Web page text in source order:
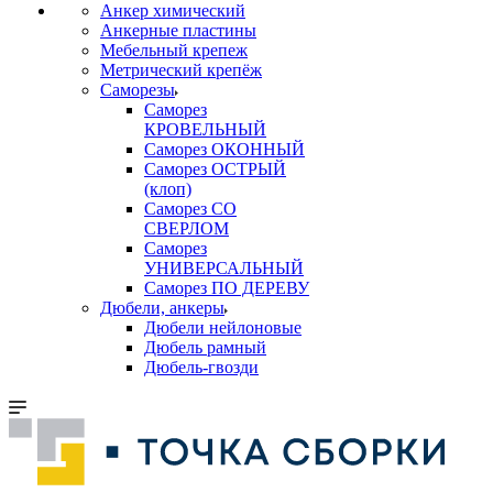
Анкер химический
Анкерные пластины
Мебельный крепеж
Метрический крепёж
Саморезы
Саморез
КРОВЕЛЬНЫЙ
Саморез ОКОННЫЙ
Саморез ОСТРЫЙ
(клоп)
Саморез СО
СВЕРЛОМ
Саморез
УНИВЕРСАЛЬНЫЙ
Саморез ПО ДЕРЕВУ
Дюбели, анкеры
Дюбели нейлоновые
Дюбель рамный
Дюбель-гвозди